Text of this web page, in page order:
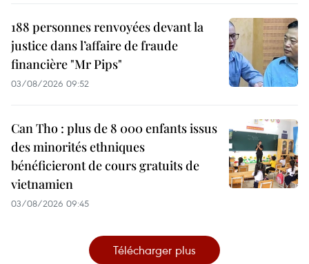
188 personnes renvoyées devant la
justice dans l’affaire de fraude
financière "Mr Pips"
03/08/2026 09:52
Can Tho : plus de 8 000 enfants issus
des minorités ethniques
bénéficieront de cours gratuits de
vietnamien
03/08/2026 09:45
Télécharger plus